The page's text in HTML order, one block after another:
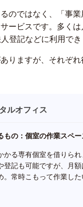
のではなく、「事
ービスです。多く
登記などに利用で
りますが、それぞ
ルオフィス
もの：個室の作業スペー
かる専有個室を借りら
登記も可能ですが、月
。常時こもって作業し